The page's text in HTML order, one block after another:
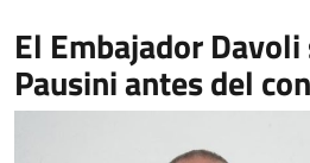
El Embajador
Pausini antes del